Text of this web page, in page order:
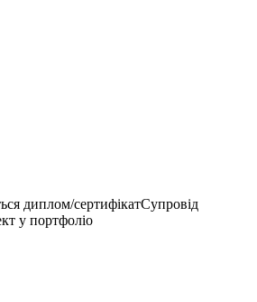
диплом/сертифікатСупровід
у портфоліо